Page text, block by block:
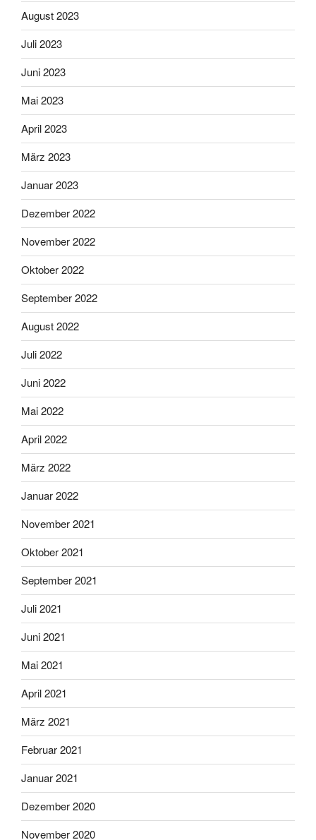
August 2023
Juli 2023
Juni 2023
Mai 2023
April 2023
März 2023
Januar 2023
Dezember 2022
November 2022
Oktober 2022
September 2022
August 2022
Juli 2022
Juni 2022
Mai 2022
April 2022
März 2022
Januar 2022
November 2021
Oktober 2021
September 2021
Juli 2021
Juni 2021
Mai 2021
April 2021
März 2021
Februar 2021
Januar 2021
Dezember 2020
November 2020